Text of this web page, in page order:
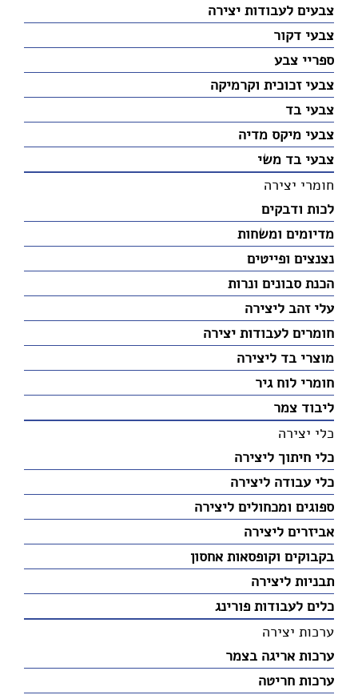
צבעים לעבודות יצירה
צבעי דקור
ספריי צבע
צבעי זכוכית וקרמיקה
צבעי בד
צבעי מיקס מדיה
צבעי בד משי
חומרי יצירה
לכות ודבקים
מדיומים ומשחות
נצנצים ופייטים
הכנת סבונים ונרות
עלי זהב ליצירה
חומרים לעבודות יצירה
מוצרי בד ליצירה
חומרי לוח גיר
ליבוד צמר
כלי יצירה
כלי חיתוך ליצירה
כלי עבודה ליצירה
ספוגים ומכחולים ליצירה
אביזרים ליצירה
בקבוקים וקופסאות אחסון
תבניות ליצירה
כלים לעבודות פורינג
ערכות יצירה
ערכות אריגה בצמר
ערכות חריטה